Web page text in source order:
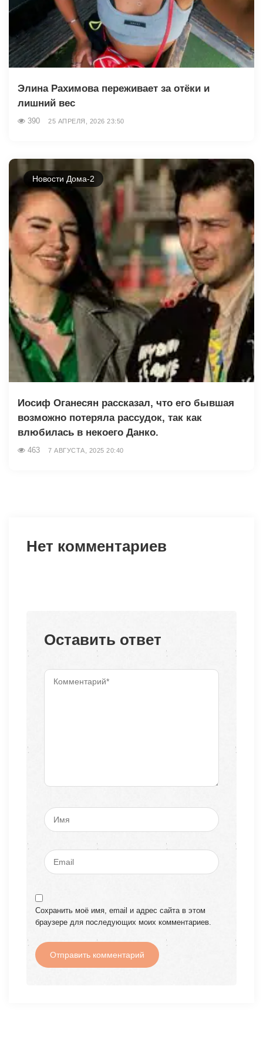
Элина Рахимова переживает за отёки и
лишний вес
390 25 АПРЕЛЯ, 2026 23:50
Новости Дома-2
Иосиф Оганесян рассказал, что его бывшая
возможно потеряла рассудок, так как
влюбилась в некоего Данко.
463 7 АВГУСТА, 2025 20:40
Нет комментариев
Оставить ответ
Сохранить моё имя, email и адрес сайта в этом
браузере для последующих моих комментариев.